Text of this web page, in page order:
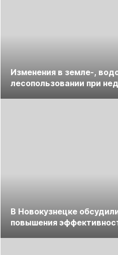
Изменения в земле-,
лесопользовании при
В Новокузнецке
повышения